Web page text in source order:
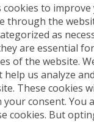
cookies to
through the
as
are essential
of the website.
us analyze
These cookies
consent. You
cookies. But